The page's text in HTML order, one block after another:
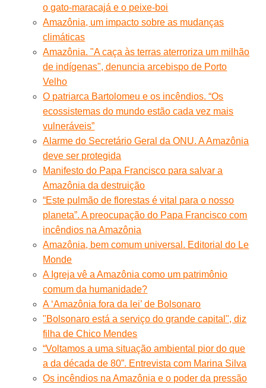
o gato-maracajá e o peixe-boi
Amazônia, um impacto sobre as mudanças
climáticas
Amazônia. "A caça às terras aterroriza um milhão
de indígenas", denuncia arcebispo de Porto
Velho
O patriarca Bartolomeu e os incêndios. “Os
ecossistemas do mundo estão cada vez mais
vulneráveis”
Alarme do Secretário Geral da ONU. A Amazônia
deve ser protegida
Manifesto do Papa Francisco para salvar a
Amazônia da destruição
“Este pulmão de florestas é vital para o nosso
planeta”. A preocupação do Papa Francisco com
incêndios na Amazônia
Amazônia, bem comum universal. Editorial do Le
Monde
A Igreja vê a Amazônia como um patrimônio
comum da humanidade?
A ‘Amazônia fora da lei’ de Bolsonaro
"Bolsonaro está a serviço do grande capital", diz
filha de Chico Mendes
“Voltamos a uma situação ambiental pior do que
a da década de 80”. Entrevista com Marina Silva
Os incêndios na Amazônia e o poder da pressão